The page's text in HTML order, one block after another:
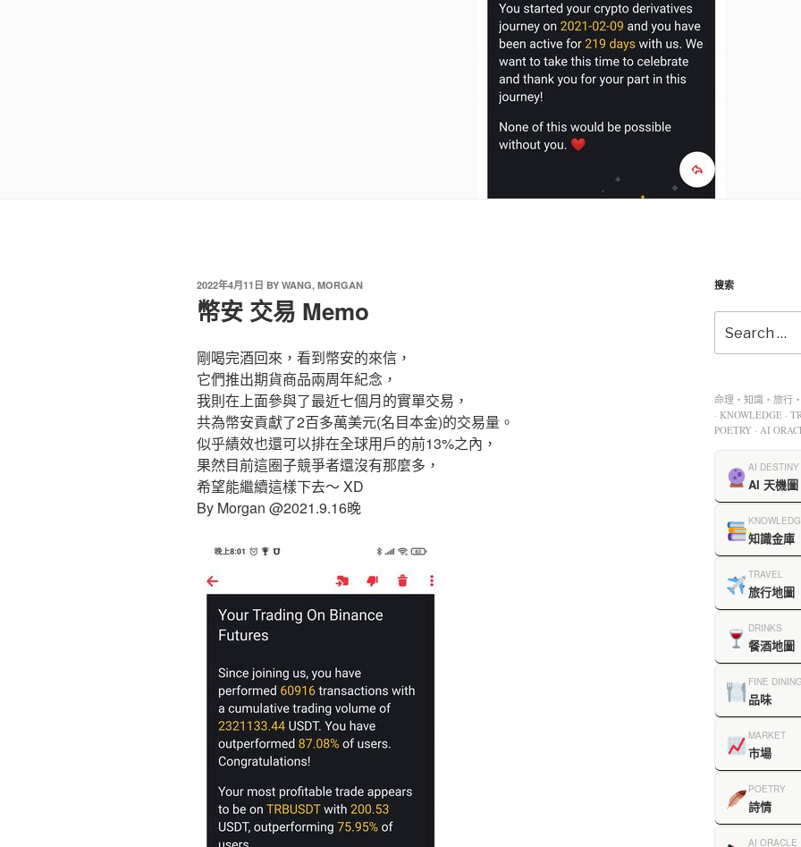
2022年4月11日 BY WANG, MORGAN
幣安 交易 Memo
剛喝完酒回來，看到幣安的來信，
它們推出期貨商品兩周年紀念，
我則在上面參與了最近七個月的實單交易，
共為幣安貢獻了2百多萬美元(名目本金)的交易量。
似乎績效也還可以排在全球用戶的前13%之內，
果然目前這圈子競爭者還沒有那麼多，
希望能繼續這樣下去～ XD
By Morgan @2021.9.16晚
搜索
命理・知識・旅行
· KNOWLEDGE ·
POETRY · AI
AI DESTINY
AI 天機圖
知識金庫
TRAVEL
旅行地圖
DRINKS
餐酒地圖
FINE DINING
品味
MARKET
市場
POETRY
詩情
AI ORACLE